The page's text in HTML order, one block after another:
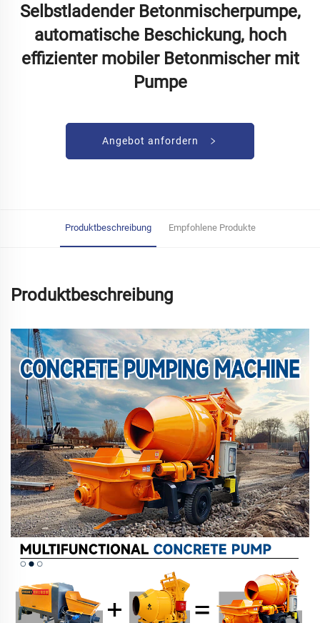
Selbstladender Betonmischerpumpe,
automatische Beschickung, hoch
effizienter mobiler Betonmischer mit
Pumpe
Angebot anfordern
Produktbeschreibung Empfohlene Produkte
Produktbeschreibung